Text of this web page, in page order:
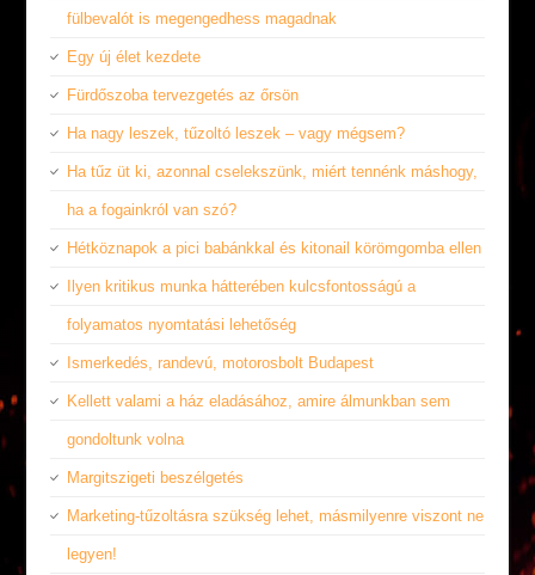
fülbevalót is megengedhess magadnak
Egy új élet kezdete
Fürdőszoba tervezgetés az őrsön
Ha nagy leszek, tűzoltó leszek – vagy mégsem?
Ha tűz üt ki, azonnal cselekszünk, miért tennénk máshogy,
ha a fogainkról van szó?
Hétköznapok a pici babánkkal és kitonail körömgomba ellen
Ilyen kritikus munka hátterében kulcsfontosságú a
folyamatos nyomtatási lehetőség
Ismerkedés, randevú, motorosbolt Budapest
Kellett valami a ház eladásához, amire álmunkban sem
gondoltunk volna
Margitszigeti beszélgetés
Marketing-tűzoltásra szükség lehet, másmilyenre viszont ne
legyen!